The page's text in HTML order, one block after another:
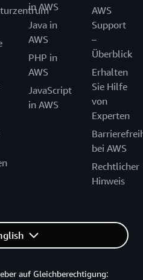
in AWS
Java in
AWS
PHP in
AWS
JavaScript
in AWS
AWS
Support
–
Überblick
Erhalten
Sie Hilfe
von
Experten
bei AWS
Rechtlicher
Hinweis
auf Gleichberechtigung: